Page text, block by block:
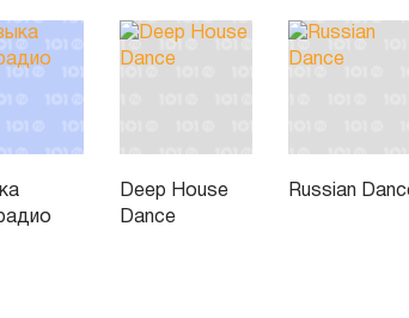
Deep House
Dance
Russian